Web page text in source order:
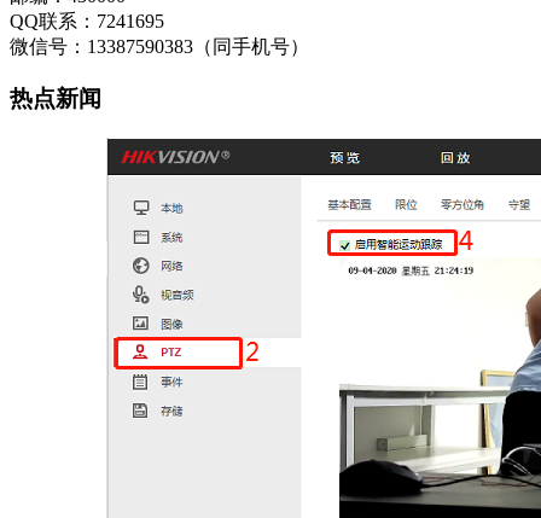
QQ联系：7241695
微信号：13387590383（同手机号）
热点新闻